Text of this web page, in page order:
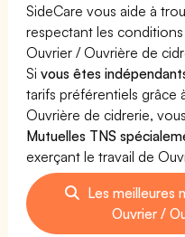
SideCare vous aide à
respectant les
Ouvrier / Ouvrière de
Sivous êtes
tarifs préférentiels grâce
Ouvrière de cidrerie,
Mutuelles TNS
exerçant le travail de
Les meilleures
Ouvrier /